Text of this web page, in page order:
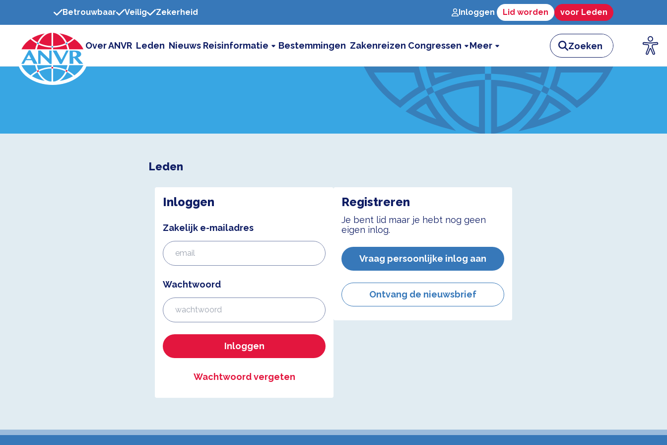
Betrouwbaar Veilig Zekerheid Inloggen Lid worden voor Leden
Over ANVR Leden Nieuws Reisinformatie Bestemmingen Zakenreizen Congressen Meer
Leden
Inloggen
Zakelijk e-mailadres
Wachtwoord
Inloggen
Wachtwoord vergeten
Registreren
Je bent lid maar je hebt nog geen
eigen inlog.
Vraag persoonlijke inlog aan
Ontvang de nieuwsbrief